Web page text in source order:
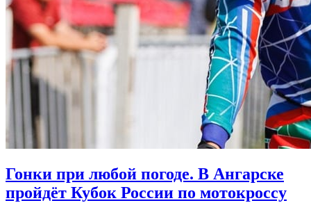
Гонки при любой погоде. В Ангарске
пройдёт Кубок России по мотокроссу